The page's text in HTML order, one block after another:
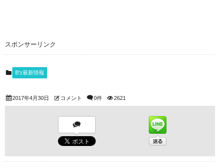
スポンサーリンク
B'z最新情報
2017年4月30日 コメント 0件 2621